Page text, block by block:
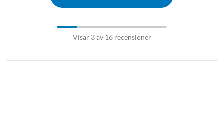
Visar 3 av 16 recensioner